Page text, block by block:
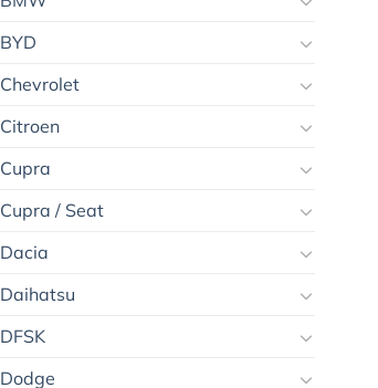
BYD
Chevrolet
Citroen
Cupra
Cupra / Seat
Dacia
Daihatsu
DFSK
Dodge